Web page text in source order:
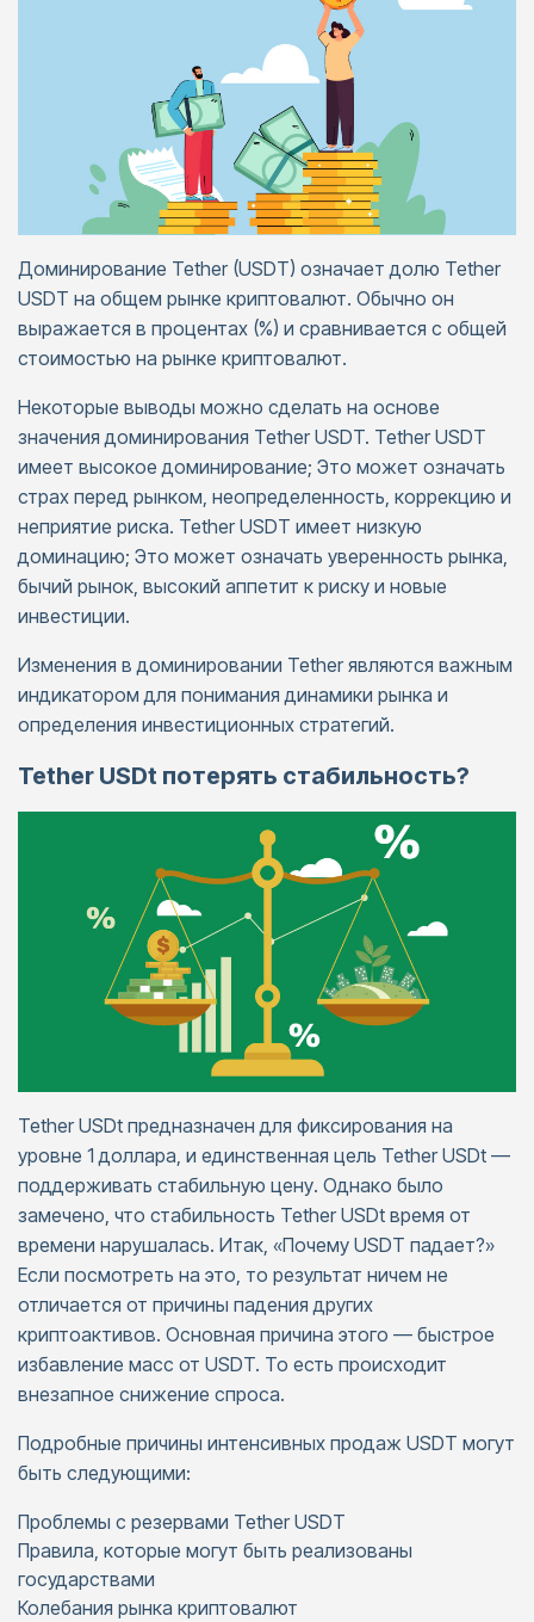
Доминирование Tether (USDT) означает долю Tether
USDT на общем рынке криптовалют. Обычно он
выражается в процентах (%) и сравнивается с общей
стоимостью на рынке криптовалют.
Некоторые выводы можно сделать на основе
значения доминирования Tether USDT. Tether USDT
имеет высокое доминирование; Это может означать
страх перед рынком, неопределенность, коррекцию и
неприятие риска. Tether USDT имеет низкую
доминацию; Это может означать уверенность рынка,
бычий рынок, высокий аппетит к риску и новые
инвестиции.
Изменения в доминировании Tether являются важным
индикатором для понимания динамики рынка и
определения инвестиционных стратегий.
Tether USDt потерять стабильность?
Tether USDt предназначен для фиксирования на
уровне 1 доллара, и единственная цель Tether USDt —
поддерживать стабильную цену. Однако было
замечено, что стабильность Tether USDt время от
времени нарушалась. Итак, «Почему USDT падает?»
Если посмотреть на это, то результат ничем не
отличается от причины падения других
криптоактивов. Основная причина этого — быстрое
избавление масс от USDT. То есть происходит
внезапное снижение спроса.
Подробные причины интенсивных продаж USDT могут
быть следующими:
Проблемы с резервами Tether USDT
Правила, которые могут быть реализованы
государствами
Колебания рынка криптовалют